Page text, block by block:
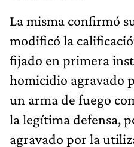
La misma confirmó
modificó la
fijado en primera
homicidio agravado
un arma de fuego
la legítima defensa,
agravado por la